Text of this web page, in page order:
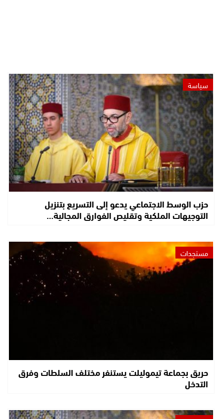
سياسة
حزب الوسط الاجتماعي يدعو إلى التسريع بتنزيل
التوجيهات الملكية وتقليص الفوارق المجالية…
مستجدات
حريق بجماعة تيموليلت يستنفر مختلف السلطات وفرق
التدخل